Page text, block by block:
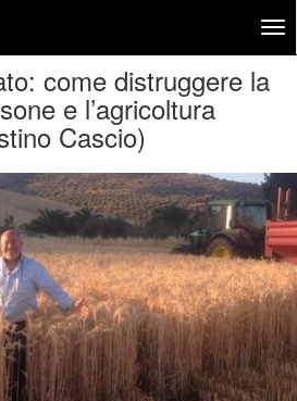
come distruggere la
e l’agricoltura
Cascio)